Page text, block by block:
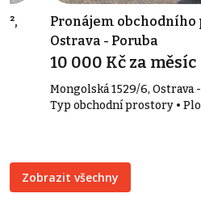
Pronájem obchodního
Ostrava - Poruba
10 000 Kč za měsíc
Mongolská 1529/6, Ostrava
Typ obchodní prostory •
Zobrazit všechny